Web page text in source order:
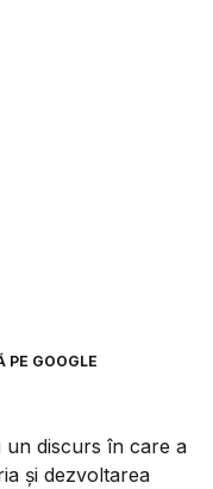
PE GOOGLE
un discurs în care a
și dezvoltarea